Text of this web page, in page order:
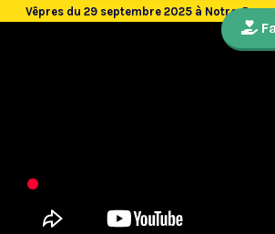
Vêpres du 29 septembre 2025 à Notre-